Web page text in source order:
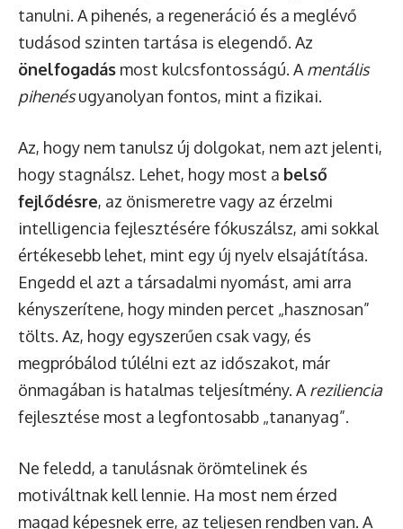
tanulni. A pihenés, a regeneráció és a meglévő
tudásod szinten tartása is elegendő. Az
önelfogadás most kulcsfontosságú. A mentális
pihenésugyanolyan fontos, mint a fizikai.
Az, hogy nem tanulsz új dolgokat, nem azt jelenti,
hogy stagnálsz. Lehet, hogy most a belső
fejlődésre, az önismeretre vagy az érzelmi
intelligencia fejlesztésére fókuszálsz, ami sokkal
értékesebb lehet, mint egy új nyelv elsajátítása.
Engedd el azt a társadalmi nyomást, ami arra
kényszerítene, hogy minden percet „hasznosan”
tölts. Az, hogy egyszerűen csak vagy, és
megpróbálod túlélni ezt az időszakot, már
önmagában is hatalmas teljesítmény. A reziliencia
fejlesztése most a legfontosabb „tananyag”.
Ne feledd, a tanulásnak örömtelinek és
motiváltnak kell lennie. Ha most nem érzed
magad képesnek erre, az teljesen rendben van. A